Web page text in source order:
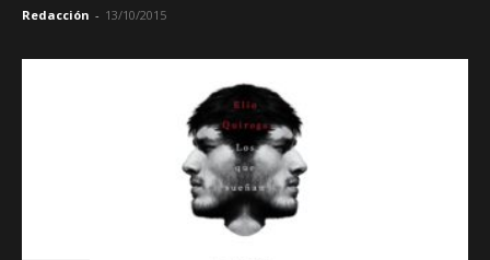
Redacción - 13/10/2015